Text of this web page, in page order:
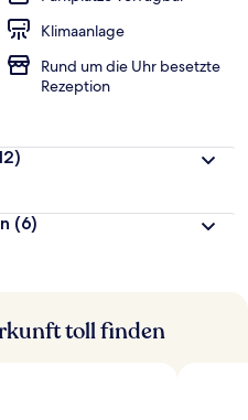
Klimaanlage
Rund um die Uhr besetzte
Rezeption
(6)
toll finden